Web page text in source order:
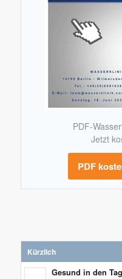
PDF-
Jetzt
PDF
Kürzlich
Gesund in den